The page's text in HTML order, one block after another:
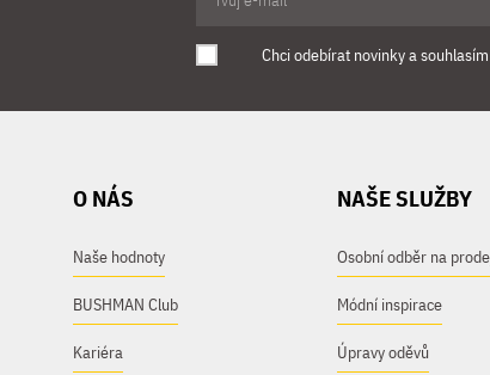
Chci odebírat novinky a
O NÁS
Naše hodnoty
BUSHMAN Club
Kariéra
NAŠE SLUŽBY
Osobní odběr na
Módní inspirace
Úpravy oděvů